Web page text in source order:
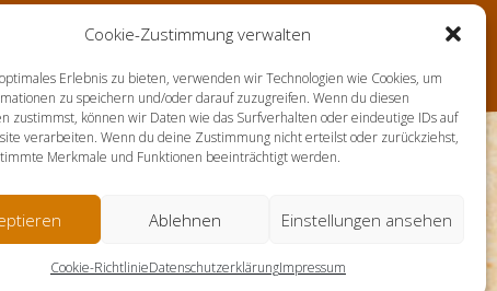
Cookie-Zustimmung verwalten
Erlebnis zu bieten, verwenden wir Technologien wie Cookies, um
zu speichern und/oder darauf zuzugreifen. Wenn du diesen
zustimmst, können wir Daten wie das Surfverhalten oder eindeutige IDs auf
verarbeiten. Wenn du deine Zustimmung nicht erteilst oder zurückziehst,
Merkmale und Funktionen beeinträchtigt werden.
Ablehnen Einstellungen ansehen
Cookie-RichtlinieDatenschutzerklärungImpressum